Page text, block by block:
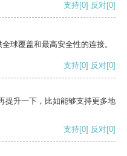
支持[0] 反对[0]
球覆盖和最高安全性的连接。
支持[0] 反对[0]
提升一下，比如能够支持更多地
支持[0] 反对[0]